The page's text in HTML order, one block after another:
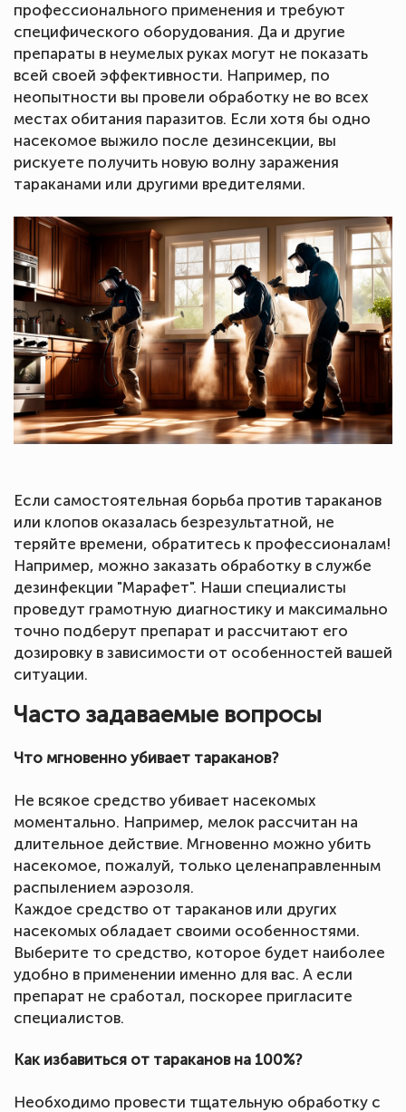
профессионального применения и требуют
специфического оборудования. Да и другие
препараты в неумелых руках могут не показать
всей своей эффективности. Например, по
неопытности вы провели обработку не во всех
местах обитания паразитов. Если хотя бы одно
насекомое выжило после дезинсекции, вы
рискуете получить новую волну заражения
тараканами или другими вредителями.
Если самостоятельная борьба против тараканов
или клопов оказалась безрезультатной, не
теряйте времени, обратитесь к профессионалам!
Например, можно заказать обработку в службе
дезинфекции "Марафет". Наши специалисты
проведут грамотную диагностику и максимально
точно подберут препарат и рассчитают его
дозировку в зависимости от особенностей вашей
ситуации.
Часто задаваемые вопросы
Что мгновенно убивает тараканов?
Не всякое средство убивает насекомых
моментально. Например, мелок рассчитан на
длительное действие. Мгновенно можно убить
насекомое, пожалуй, только целенаправленным
распылением аэрозоля.
Каждое средство от тараканов или других
насекомых обладает своими особенностями.
Выберите то средство, которое будет наиболее
удобно в применении именно для вас. А если
препарат не сработал, поскорее пригласите
специалистов.
Как избавиться от тараканов на 100%?
Необходимо провести тщательную обработку с